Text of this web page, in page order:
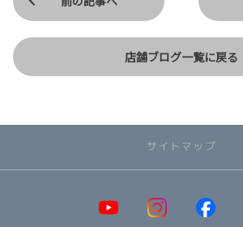
店舗ブログ一覧に戻る
サイトマップ